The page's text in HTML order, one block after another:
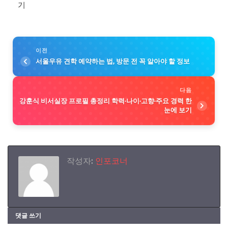
기
이전
서울우유 견학 예약하는 법, 방문 전 꼭 알아야 할 정보
다음
강훈식 비서실장 프로필 총정리 학력·나이·고향·주요 경력 한
눈에 보기
작성자: 인포코너
댓글 쓰기